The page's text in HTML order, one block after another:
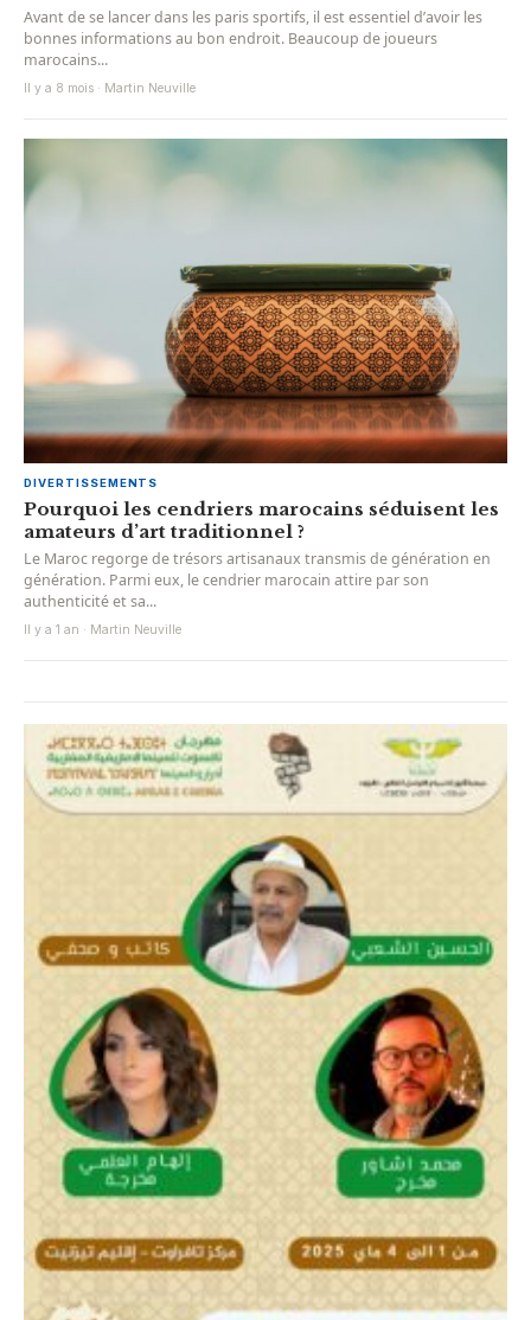
Avant de se lancer dans les paris sportifs, il est essentiel d’avoir les
bonnes informations au bon endroit. Beaucoup de joueurs
marocains...
Il y a 8 mois · Martin Neuville
DIVERTISSEMENTS
Pourquoi les cendriers marocains séduisent les
amateurs d’art traditionnel ?
Le Maroc regorge de trésors artisanaux transmis de génération en
génération. Parmi eux, le cendrier marocain attire par son
authenticité et sa...
Il y a 1 an · Martin Neuville